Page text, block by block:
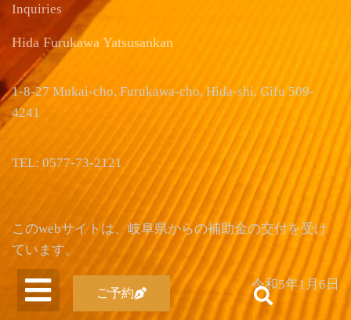
ご予約
Inquiries
Hida Furukawa Yatsusankan
1-8-27 Mukai-cho, Furukawa-cho, Hida-shi, Gifu 509-
4241
TEL: 0577-73-2121
このwebサイトは、岐阜県からの補助金の交付を受け
ています。
令和5年1月6日